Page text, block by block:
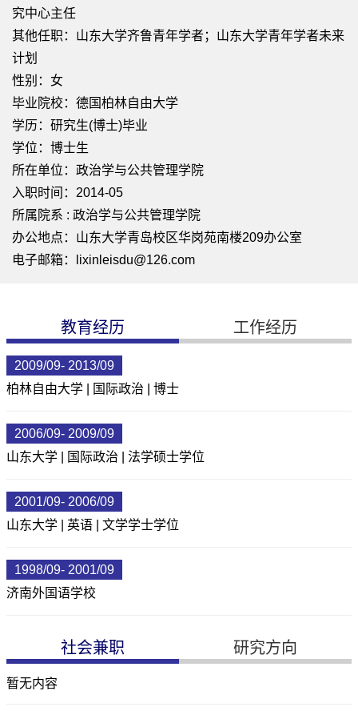
究中心主任
其他任职：山东大学齐鲁青年学者；山东大学青年学者未来
计划
性别：女
毕业院校：德国柏林自由大学
学历：研究生(博士)毕业
学位：博士生
所在单位：政治学与公共管理学院
入职时间：2014-05
所属院系 : 政治学与公共管理学院
办公地点：山东大学青岛校区华岗苑南楼209办公室
电子邮箱：
lixinleisdu@126.com
教育经历 工作经历
2009/09- 2013/09
柏林自由大学 | 国际政治 | 博士
2006/09- 2009/09
山东大学 | 国际政治 | 法学硕士学位
2001/09- 2006/09
山东大学 | 英语 | 文学学士学位
1998/09- 2001/09
济南外国语学校
社会兼职 研究方向
暂无内容